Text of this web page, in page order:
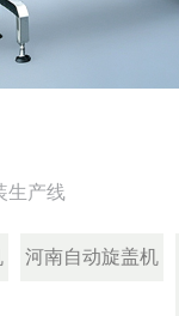
生产线
河南自动旋盖机